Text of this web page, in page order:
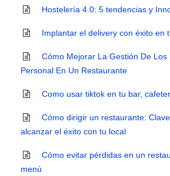
Hostelería 4.0: 5 tendencias y
Implantar el delivery con éxito en
Cómo Mejorar La Gestión De Los
Personal En Un Restaurante
Como usar tiktok en tu bar,
Cómo dirigir un restaurante:
alcanzar el éxito con tu local
Cómo evitar pérdidas en un
menú